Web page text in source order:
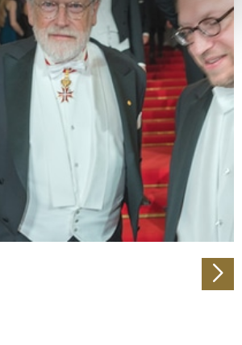
(Fingerprinting) identifizieren
darüber, wie Ihre persönlichen Daten
und legen Sie Ihre Präferenzen im
fest.
um Inhalte und Anzeigen zu
für soziale Medien anbieten
auf unsere Website zu
geben wir Informationen zu Ihrer
Website an unsere Partner für
und Analysen weiter. Unsere
Informationen möglicherweise mit
im Rahmen Ihrer Nutzung der Dienste